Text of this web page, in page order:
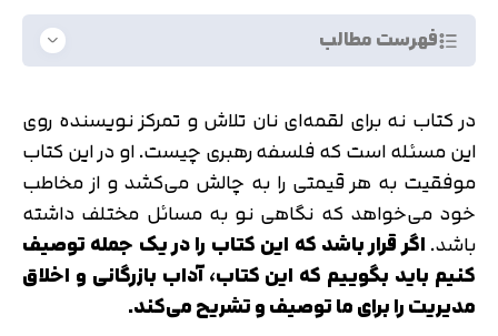
فهرست مطالب
در کتاب نه برای لقمه‌‌ای نان تلاش و تمرکز نویسنده روی
این مسئله است که فلسفه رهبری چیست. او در این کتاب
موفقیت به هر قیمتی را به چالش می‌کشد و از مخاطب
خود می‌خواهد که نگاهی نو به مسائل مختلف داشته
باشد.اگر قرار باشد که این کتاب را در یک جمله توصیف
کنیم باید بگوییم که این کتاب، آداب بازرگانی و اخلاق
مدیریت را برای ما توصیف و تشریح می‌کند.